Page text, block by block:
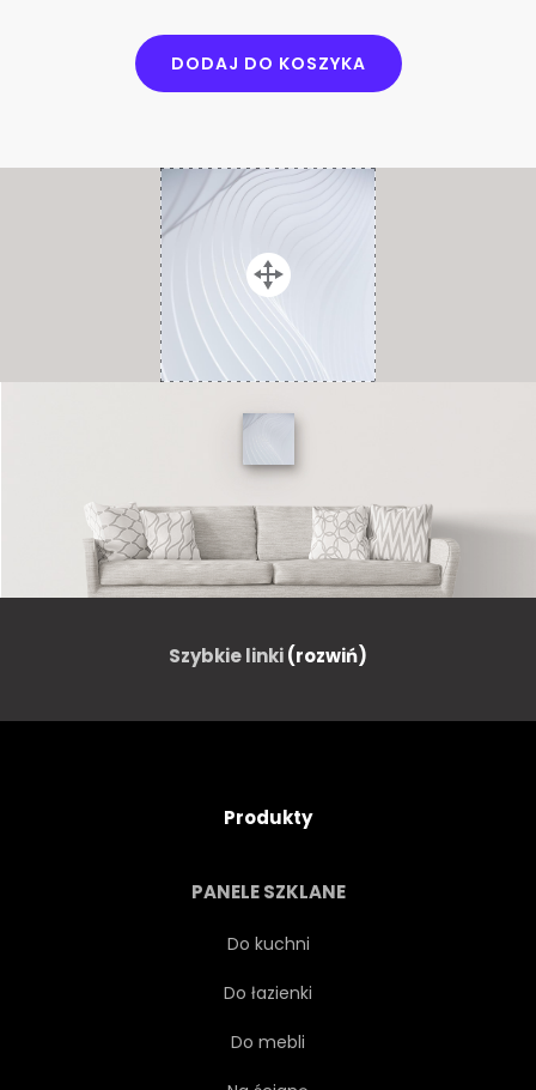
DODAJ DO KOSZYKA
Szybkie linki(rozwiń)
Produkty
PANELE SZKLANE
Do kuchni
Do łazienki
Do mebli